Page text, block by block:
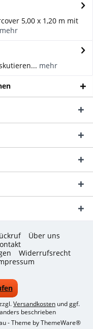
5,00 x 1,20 m mit
mehr
mehr
Über uns
Widerrufsrecht
Versandkosten und ggf.
beschrieben
- Theme byThemeWare®